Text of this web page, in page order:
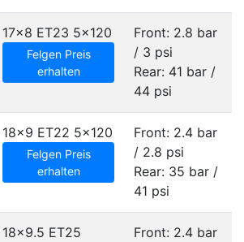
17x8 ET23 5x120
Felgen Preis
erhalten
Front: 2.8 bar
/ 3 psi
Rear: 41 bar /
44 psi
18x9 ET22 5x120
Felgen Preis
erhalten
Front: 2.4 bar
/ 2.8 psi
Rear: 35 bar /
41 psi
18x9.5 ET25
Front: 2.4 bar